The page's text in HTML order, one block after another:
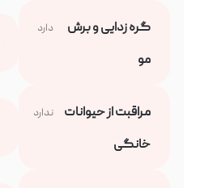
گره زدایی و برش
مو
دارد
مراقبت از حیوانات
خانگی
ندارد